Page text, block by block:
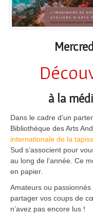
à la
Dans le cadre d’un
Bibliothèque des Arts
internationale de la
Sud s’associent pour
au long de l’année. Ce
en papier.
Amateurs ou
partager vos coups de
n’avez pas encore lus !